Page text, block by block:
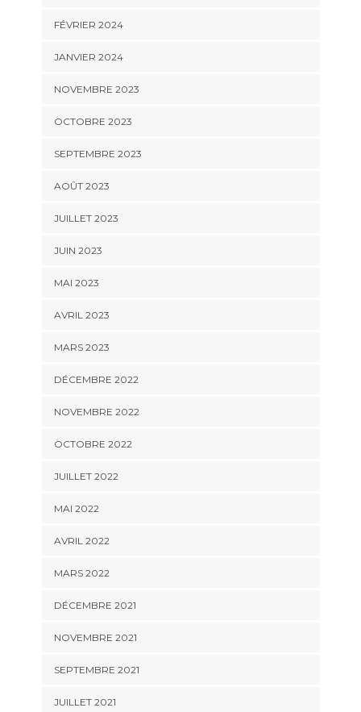
FÉVRIER 2024
JANVIER 2024
NOVEMBRE 2023
OCTOBRE 2023
SEPTEMBRE 2023
AOÛT 2023
JUILLET 2023
JUIN 2023
MAI 2023
AVRIL 2023
MARS 2023
DÉCEMBRE 2022
NOVEMBRE 2022
OCTOBRE 2022
JUILLET 2022
MAI 2022
AVRIL 2022
MARS 2022
DÉCEMBRE 2021
NOVEMBRE 2021
SEPTEMBRE 2021
JUILLET 2021